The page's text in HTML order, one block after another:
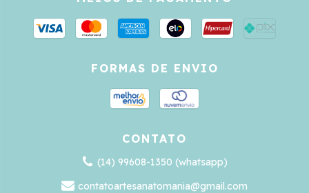
FORMAS DE ENVIO
CONTATO
(14) 99608-1350 (whatsapp)
contatoartesanatomania@gmail.com